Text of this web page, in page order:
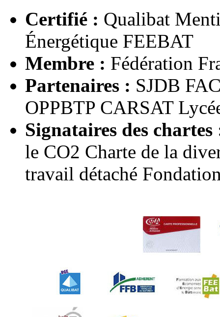
Certifié : Qualibat
Énergétique FEEBAT
Membre : Fédération
Partenaires : SJDB
OPPBTP CARSAT
Signataires des chartes
le CO2 Charte de la
travail détaché